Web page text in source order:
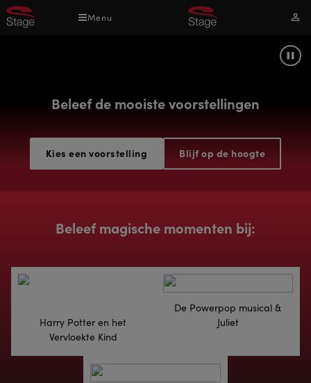
Overslaan
en
Menu
Mijn
Beleef de mooiste voorstellingen
Kies een voorstelling Blijf op de hoogte
Beleef magische momenten bij:
Harry Potter en het
Vervloekte Kind
De Powerpop musical &
Juliet